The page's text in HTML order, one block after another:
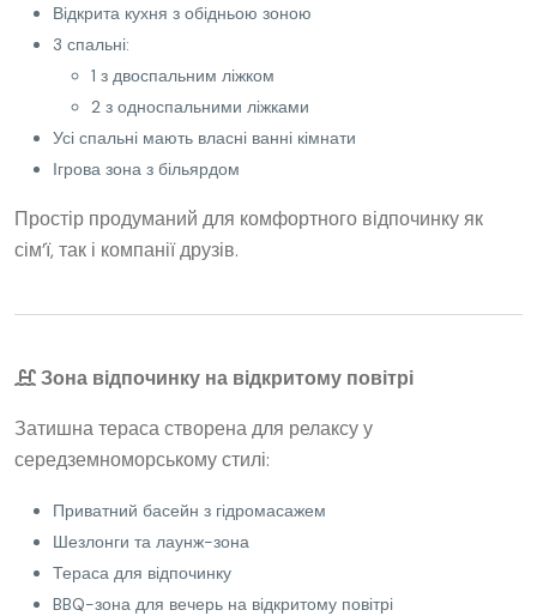
Відкрита кухня з обідньою зоною
3 спальні:
1 з двоспальним ліжком
2 з односпальними ліжками
Усі спальні мають власні ванні кімнати
Ігрова зона з більярдом
Простір продуманий для комфортного відпочинку як
сім’ї, так і компанії друзів.
Зона відпочинку на відкритому повітрі
Затишна тераса створена для релаксу у
середземноморському стилі:
Приватний басейн з гідромасажем
Шезлонги та лаунж-зона
Тераса для відпочинку
BBQ-зона для вечерь на відкритому повітрі